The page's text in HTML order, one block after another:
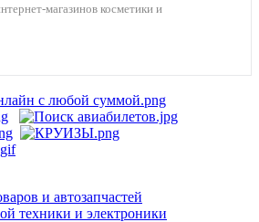
магазинов косметики и
и автозапчастей
техники и электроники